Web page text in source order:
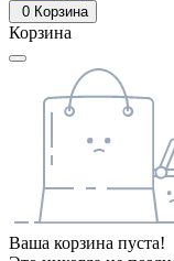
0 Корзина
Корзина
Ваша корзина пуста!